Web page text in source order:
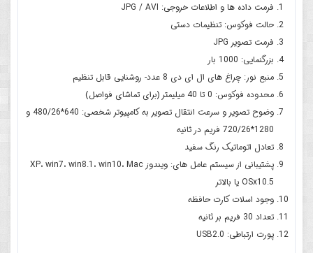
فرمت داده ها و اطلاعات خروجی: JPG / AVI
حالت فوکوس: تنظیمات دستی
فرمت تصویر JPG
بزرگنمایی: 1000 بار
منبع نور: چراغ های ال ای دی 8 عدد- روشنایی قابل تنظیم
محدوده فوکوس: 0 تا 40 میلیمتر (برای تماشای فواصل)
وضوح تصویر و سرعت انتقال تصویر به کامپیوتر شخصی: 640*480/26 و
1280*720/26 فریم در ثانیه
تعادل اتوماتیک رنگ سفید
پشتیبانی از سیستم عامل های: ویندوز XP، win7، win8.1، win10، Mac
OSx10.5 یا بالاتر
وجود اسلات کارت حافظه
تعداد 30 فریم بر ثانیه
پورت ارتباطی: USB2.0